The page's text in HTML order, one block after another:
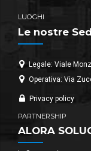
LUOGHI
Le nostre
Legale: Viale
Operativa: Via
Privacy policy
PARTNERSHIP
ALORA